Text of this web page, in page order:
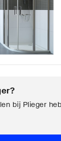
?
bij Plieger